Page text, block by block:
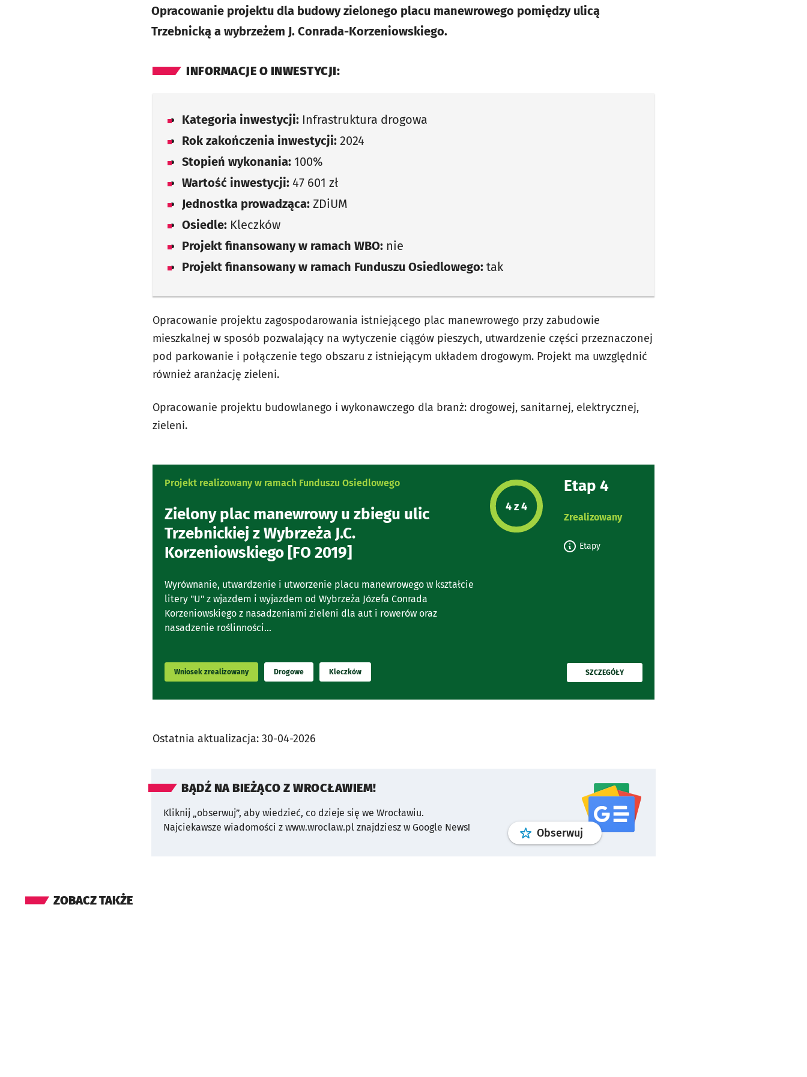
Opracowanie projektu dla budowy zielonego placu manewrowego pomiędzy ulicą
Trzebnicką a wybrzeżem J. Conrada-Korzeniowskiego.
INFORMACJE O INWESTYCJI:
Kategoria inwestycji: Infrastruktura drogowa
Rok zakończenia inwestycji: 2024
Stopień wykonania: 100%
Wartość inwestycji: 47 601 zł
Jednostka prowadząca: ZDiUM
Osiedle: Kleczków
Projekt finansowany w ramach WBO: nie
Projekt finansowany w ramach Funduszu Osiedlowego: tak
Opracowanie projektu zagospodarowania istniejącego plac manewrowego przy zabudowie
mieszkalnej w sposób pozwalający na wytyczenie ciągów pieszych, utwardzenie części przeznaczonej
pod parkowanie i połączenie tego obszaru z istniejącym układem drogowym. Projekt ma uwzględnić
również aranżację zieleni.
Opracowanie projektu budowlanego i wykonawczego dla branż: drogowej, sanitarnej, elektrycznej,
zieleni.
Projekt realizowany w ramach Funduszu Osiedlowego
Zielony plac manewrowy u zbiegu ulic
Trzebnickiej z Wybrzeża J.C.
Korzeniowskiego [FO 2019]
Wyrównanie, utwardzenie i utworzenie placu manewrowego w kształcie
litery "U" z wjazdem i wyjazdem od Wybrzeża Józefa Conrada
Korzeniowskiego z nasadzeniami zieleni dla aut i rowerów oraz
nasadzenie roślinności...
Etap projektu:
4 z 4
Etap 4
Zrealizowany
Etapy
Wniosek zrealizowany Drogowe Kleczków PRZECZYTAJ
SZCZEGÓŁY
Ostatnia aktualizacja: 30-04-2026
BĄDŹ NA BIEŻĄCO Z WROCŁAWIEM!
Kliknij „obserwuj”, aby wiedzieć, co dzieje się we Wrocławiu.
Najciekawsze wiadomości z www.wroclaw.pl znajdziesz w Google News!
Obserwuj profilgoogle news
ZOBACZ TAKŻE